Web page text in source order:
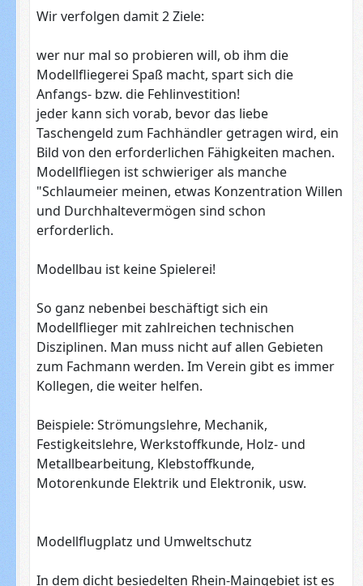
Wir verfolgen damit 2 Ziele:
wer nur mal so probieren will, ob ihm die
Modellfliegerei Spaß macht, spart sich die
Anfangs- bzw. die Fehlinvestition!
jeder kann sich vorab, bevor das liebe
Taschengeld zum Fachhändler getragen wird, ein
Bild von den erforderlichen Fähigkeiten machen.
Modellfliegen ist schwieriger als manche
"Schlaumeier meinen, etwas Konzentration Willen
und Durchhaltevermögen sind schon
erforderlich.
Modellbau ist keine Spielerei!
So ganz nebenbei beschäftigt sich ein
Modellflieger mit zahlreichen technischen
Disziplinen. Man muss nicht auf allen Gebieten
zum Fachmann werden. Im Verein gibt es immer
Kollegen, die weiter helfen.
Beispiele: Strömungslehre, Mechanik,
Festigkeitslehre, Werkstoffkunde, Holz- und
Metallbearbeitung, Klebstoffkunde,
Motorenkunde Elektrik und Elektronik, usw.
Modellflugplatz und Umweltschutz
In dem dicht besiedelten Rhein-Maingebiet ist es